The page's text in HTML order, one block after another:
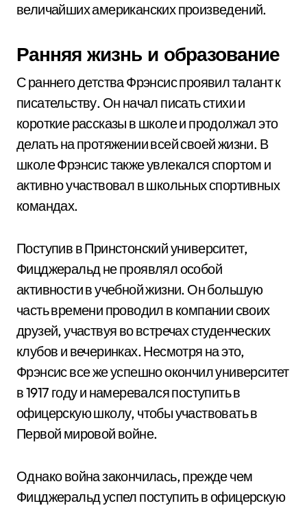
величайших американских произведений.
Ранняя жизнь и образование
С раннего детства Фрэнсис проявил талант к
писательству. Он начал писать стихи и
короткие рассказы в школе и продолжал это
делать на протяжении всей своей жизни. В
школе Фрэнсис также увлекался спортом и
активно участвовал в школьных спортивных
командах.
Поступив в Принстонский университет,
Фицджеральд не проявлял особой
активности в учебной жизни. Он большую
часть времени проводил в компании своих
друзей, участвуя во встречах студенческих
клубов и вечеринках. Несмотря на это,
Фрэнсис все же успешно окончил университет
в 1917 году и намеревался поступить в
офицерскую школу, чтобы участвовать в
Первой мировой войне.
Однако война закончилась, прежде чем
Фицджеральд успел поступить в офицерскую